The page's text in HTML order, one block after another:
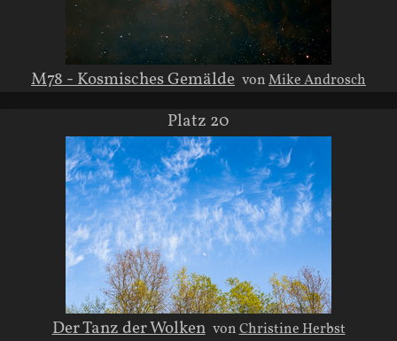
M78 - Kosmisches Gemälde vonMike Androsch
Platz 20
Der Tanz der Wolken vonChristine Herbst